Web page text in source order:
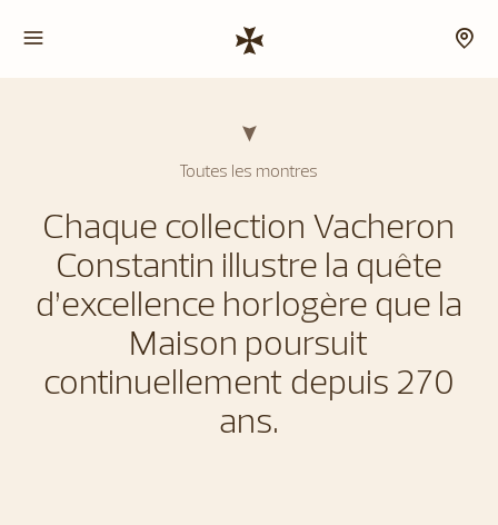
Toutes les montres
Chaque collection Vacheron
Constantin illustre la quête
d’excellence horlogère que la
Maison poursuit
continuellement depuis 270
ans.